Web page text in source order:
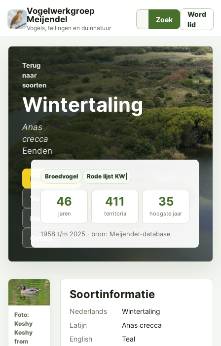
Vogelwerkgroep
Meijendel
Vogels, tellingen en duinnatuur
Zoek
Word
lid
Terug
naar
soorten
Wintertaling
Anas
crecca
Eenden
Beschrijving
Voorkomen
Kenmerken
Geluid
Broedvogel Rode lijst KW|
46
jaren
411
territoria
35
hoogste jaar
1958 t/m 2025 · bron: Meijendel-database
Foto:
Koshy
Koshy
from
Soortinformatie
Nederlands
Wintertaling
Latijn
Anas crecca
English
Teal